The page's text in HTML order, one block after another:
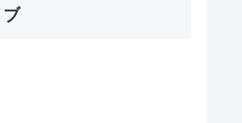
ブ